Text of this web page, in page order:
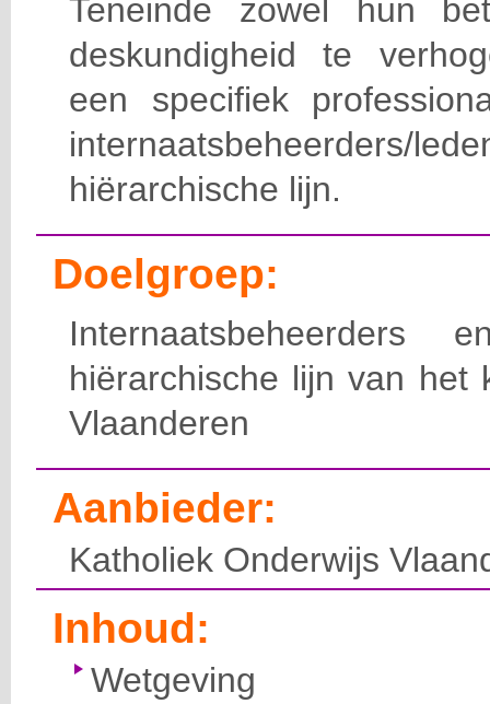
Teneinde zowel hun
deskundigheid te
een specifiek
hiërarchische lijn.
Doelgroep:
hiërarchische lijn van het
Vlaanderen
Aanbieder:
Katholiek Onderwijs
Inhoud:
Wetgeving